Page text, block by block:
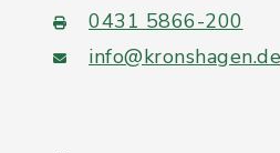
0431 5866-200
info@kronshagen.de